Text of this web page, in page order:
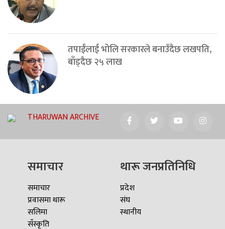
तपाईंलाई भोलि सरकारले बनाउँदैछ लखपति,
बाँड्दैछ २५ लाख
THARUWAN ARCHIVE
समाचार
समाचार
प्रवासमा थारू
सलिमा
सँस्कृति
थारू जनप्रतिनिधि
प्रदेश
संघ
स्थानीय